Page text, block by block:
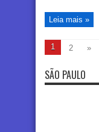
Leia mais »
1 2 »
SÃO PAULO